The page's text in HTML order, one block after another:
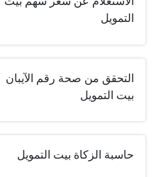
التمويل
التحقق من صحة رقم الآيبان
بيت التمويل
حاسبة الزكاة بيت التمويل